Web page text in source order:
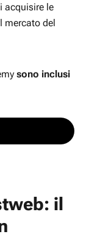
acquisire le
mercato del
sono inclusi
il